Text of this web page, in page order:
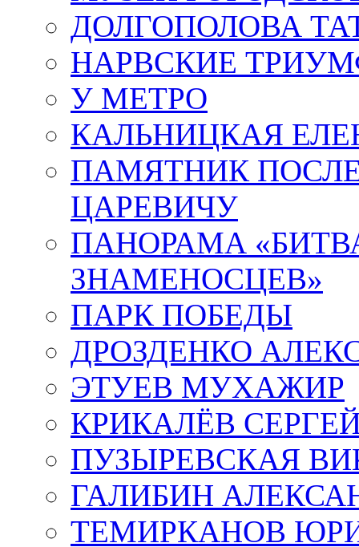
ДОЛГОПОЛОВА
НАРВСКИЕ
У МЕТРО
КАЛЬНИЦКАЯ
ПАМЯТНИК
ЦАРЕВИЧУ
ПАНОРАМА
ЗНАМЕНОСЦЕВ»
ПАРК ПОБЕДЫ
ДРОЗДЕНКО
ЭТУЕВ МУХАЖИР
КРИКАЛЁВ
ПУЗЫРЕВСКАЯ
ГАЛИБИН
ТЕМИРКАНОВ